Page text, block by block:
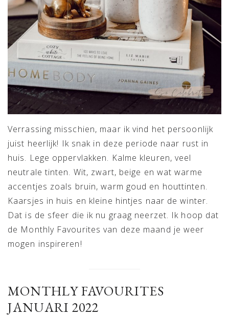
Verrassing misschien, maar ik vind het persoonlijk
juist heerlijk! Ik snak in deze periode naar rust in
huis. Lege oppervlakken. Kalme kleuren, veel
neutrale tinten. Wit, zwart, beige en wat warme
accentjes zoals bruin, warm goud en houttinten.
Kaarsjes in huis en kleine hintjes naar de winter.
Dat is de sfeer die ik nu graag neerzet. Ik hoop dat
de Monthly Favourites van deze maand je weer
mogen inspireren!
MONTHLY FAVOURITES
JANUARI 2022